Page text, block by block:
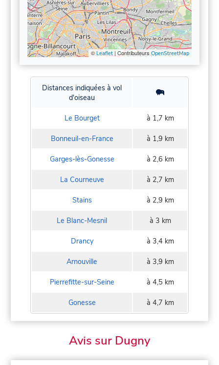
©Leaflet| ContributeursOpenStreetMap
Distances indiquées à vol
d'oiseau
Le Bourget à 1,7 km
Bonneuil-en-France à 1,9 km
Garges-lès-Gonesse à 2,6 km
La Courneuve à 2,7 km
Stains à 2,9 km
Le Blanc-Mesnil à 3 km
Drancy à 3,4 km
Arnouville à 3,9 km
Pierrefitte-sur-Seine à 4,5 km
Gonesse à 4,7 km
Avis sur Dugny